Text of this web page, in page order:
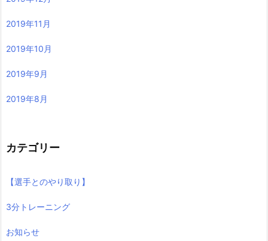
2019年11月
2019年10月
2019年9月
2019年8月
カテゴリー
【選手とのやり取り】
3分トレーニング
お知らせ